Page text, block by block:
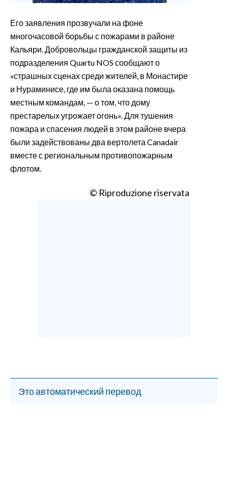
Его заявления прозвучали на фоне
многочасовой борьбы с пожарами в районе
Кальяри. Добровольцы гражданской защиты из
подразделения Quartu NOS сообщают о
«страшных сценах среди жителей, в Монастире
и Нураминисе, где им была оказана помощь
местным командам, — о том, что дому
престарелых угрожает огонь». Для тушения
пожара и спасения людей в этом районе вчера
были задействованы два вертолета Canadair
вместе с региональным противопожарным
флотом.
© Riproduzione riservata
Это автоматический перевод